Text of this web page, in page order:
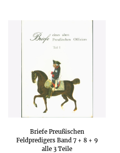
Briefe Preußischen
Feldpredigers Band 7 + 8 + 9
alle 3 Teile